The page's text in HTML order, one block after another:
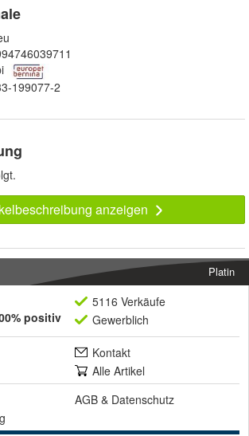
199077-2
anzeigen
Platin
positiv
5116 Verkäufe
Gewerblich
Kontakt
Alle Artikel
AGB & Datenschutz